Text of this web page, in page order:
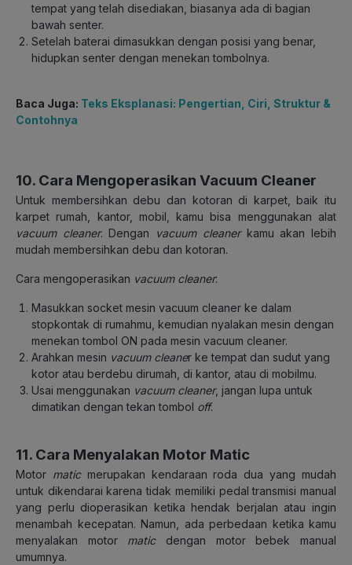
tempat yang telah disediakan, biasanya ada di bagian
bawah senter.
Setelah baterai dimasukkan dengan posisi yang benar,
hidupkan senter dengan menekan tombolnya.
Baca Juga: Teks Eksplanasi: Pengertian, Ciri, Struktur &
Contohnya
10. Cara Mengoperasikan Vacuum Cleaner
Untuk membersihkan debu dan kotoran di karpet, baik itu
karpet rumah, kantor, mobil, kamu bisa menggunakan alat
vacuum cleaner. Dengan vacuum cleanerkamu akan lebih
mudah membersihkan debu dan kotoran.
Cara mengoperasikan vacuum cleaner:
Masukkan socket mesin vacuum cleaner ke dalam
stopkontak di rumahmu, kemudian nyalakan mesin dengan
menekan tombol ON pada mesin vacuum cleaner.
Arahkan mesin vacuum cleaner ke tempat dan sudut yang
kotor atau berdebu dirumah, di kantor, atau di mobilmu.
Usai menggunakan vacuum cleaner, jangan lupa untuk
dimatikan dengan tekan tombol off.
11. Cara Menyalakan Motor Matic
Motor maticmerupakan kendaraan roda dua yang mudah
untuk dikendarai karena tidak memiliki pedal transmisi manual
yang perlu dioperasikan ketika hendak berjalan atau ingin
menambah kecepatan. Namun, ada perbedaan ketika kamu
menyalakan motor matic dengan motor bebek manual
umumnya.